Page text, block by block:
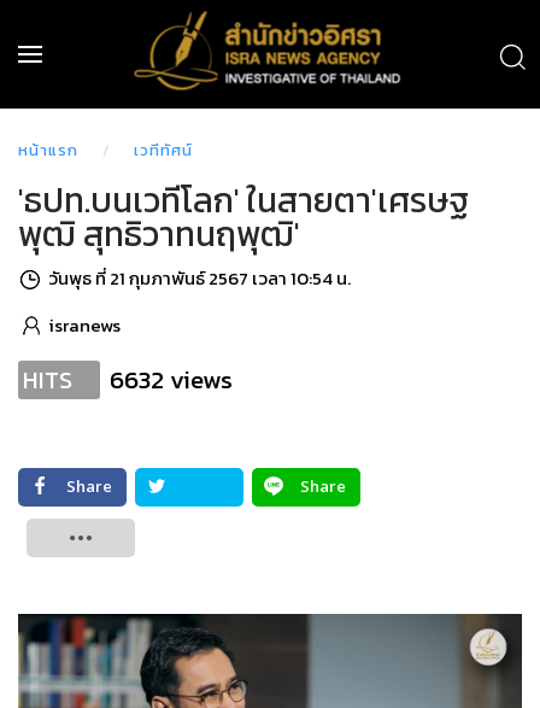
หน้าแรก เวทีทัศน์
'ธปท.บนเวทีโลก' ในสายตา'เศรษฐ
พุฒิ สุทธิวาทนฤพุฒิ'
วันพุธ ที่ 21 กุมภาพันธ์ 2567 เวลา 10:54 น.
isranews
HITS 6632 views
Share
Share